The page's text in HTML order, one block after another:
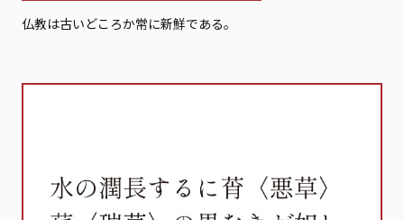
仏教は古いどころか常に新鮮である。